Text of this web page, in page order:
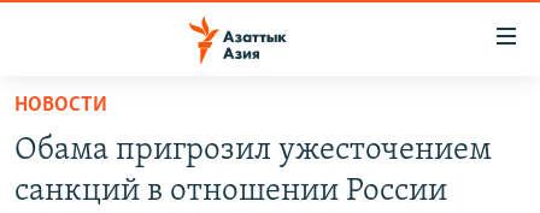
Вернуться
основному
содержанию
ЦЕНТРАЛЬНАЯ АЗИЯ
НОВОСТИ
Обама пригрозил ужесточением
санкций в отношении России